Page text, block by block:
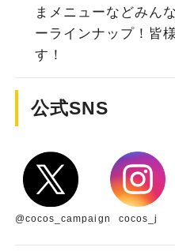
まメニューなどみん
ーラインナップ！皆
す！
公式SNS
@cocos_campaign cocos_j